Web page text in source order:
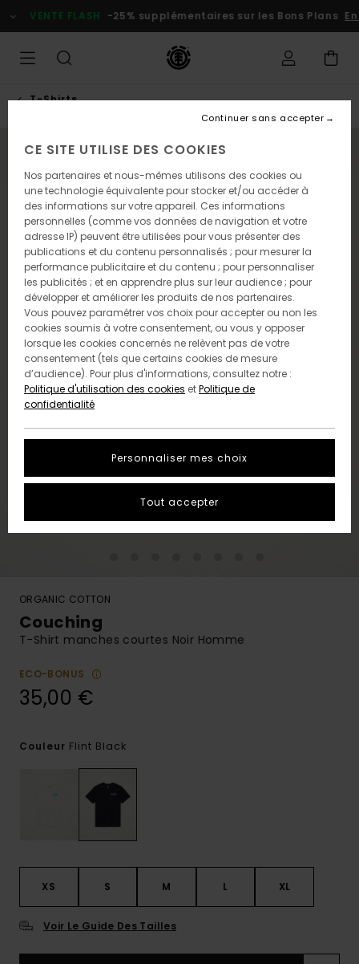
l'information
VENTE FLASH -25% supplémentaires sur les Bons Plans En
T-Shirts
NOUVEAUTÉ
ORGANIC COTTON
Couching
T-Shirt manches courtes Noir Homme
ECO-BONUS
35,00 €
Couleur Flint Black
XS S M L XL
Voir Le Guide Des Tailles
CE SITE UTILISE DES COOKIES
Nos partenaires et nous-mêmes utilisons des cookies ou
une technologie équivalente pour stocker et/ou accéder à
des informations sur votre appareil. Ces informations
personnelles (comme vos données de navigation et votre
adresse IP) peuvent être utilisées pour vous présenter des
publications et du contenu personnalisés ; pour mesurer la
performance publicitaire et du contenu ; pour personnaliser
les publicités ; et en apprendre plus sur leur audience ; pour
développer et améliorer les produits de nos partenaires.
Vous pouvez paramétrer vos choix pour accepter ou non les
cookies soumis à votre consentement, ou vous y opposer
lorsque les cookies concernés ne relèvent pas de votre
consentement (tels que certains cookies de mesure
d’audience). Pour plus d'informations, consultez notre :
Politique d'utilisation des cookies etPolitique de
confidentialité
Personnaliser mes choix
Continuer sans accepter
Tout accepter